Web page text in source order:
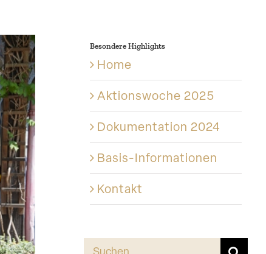
Besondere Highlights
Home
Aktions­woche 2025
Dokumen­tation 2024
Basis-Informationen
Kontakt
Suche